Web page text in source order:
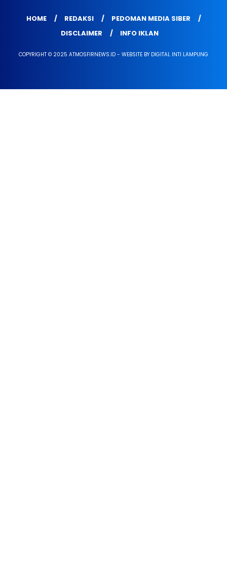
HOME REDAKSI
PEDOMAN MEDIA SIBER
DISCLAIMER
INFO IKLAN
COPYRIGHT © 2025 ATMOSFIRNEWS.ID - WEBSITE BY DIGITAL INTI LAMPUNG